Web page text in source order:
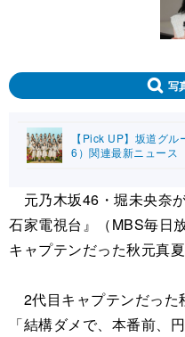
写
【Pick UP】坂道グ
6）関連最新ニュース
元乃木坂46・堀未央奈
石家電視台』（MBS毎日
キャプテンだった秋元真
2代目キャプテンだった
「結構ダメで、本番前、